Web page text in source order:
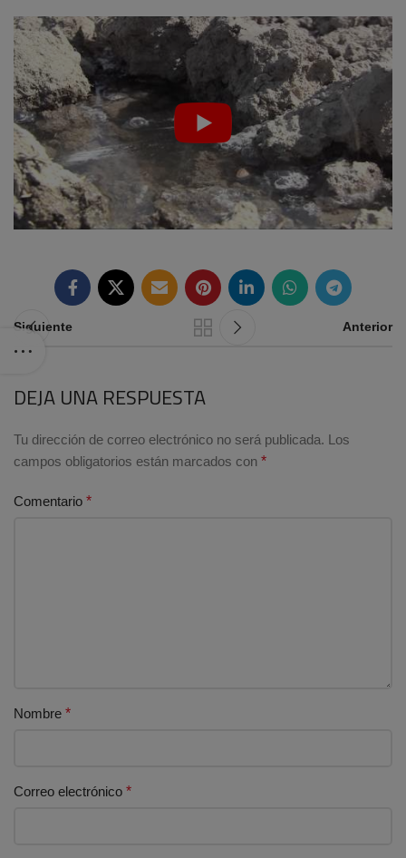
Siguiente Anterior
DEJA UNA RESPUESTA
Tu dirección de correo electrónico no será publicada. Los
campos obligatorios están marcados con *
Comentario *
Nombre *
Correo electrónico *